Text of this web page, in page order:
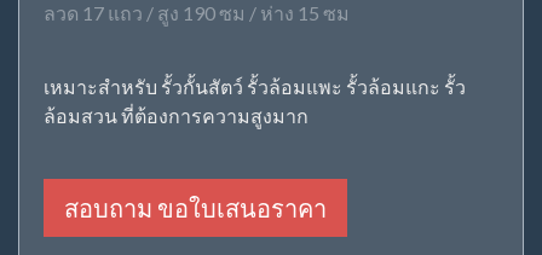
ลวด 17 แถว / สูง 190 ซม / ห่าง 15 ซม
เหมาะสำหรับ รั้วกั้นสัตว์ รั้วล้อมแพะ รั้วล้อมแกะ รั้ว
ล้อมสวน ที่ต้องการความสูงมาก
สอบถาม ขอใบเสนอราคา